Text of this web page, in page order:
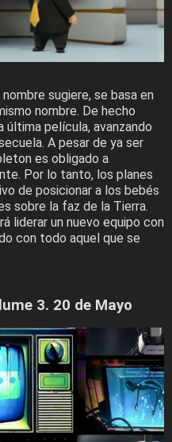
sugiere, se basa en
nombre. De hecho
última película, avanzando
A pesar de ya ser
es obligado a
Por lo tanto, los planes
de posicionar a los bebés
sobre la faz de la Tierra.
liderar un nuevo equipo con
con todo aquel que se
3. 20 de Mayo